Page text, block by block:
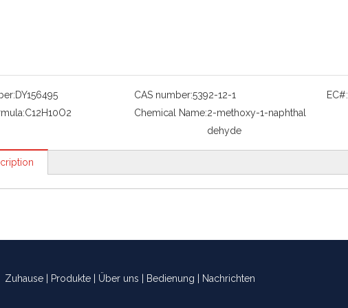
DY156495 CAS number:5392-12-1 EC#:
C12H10O2 Chemical Name:2-methoxy-1-naphthal
dehyde
Zuhause Produkte Über uns Bedienung Nachrichten